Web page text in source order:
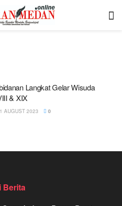
Langkat Gelar Wisuda
& XIX
AUGUST 2023 0
Berita